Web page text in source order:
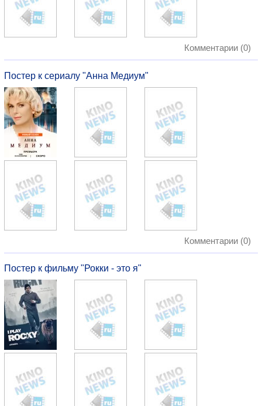
Комментарии (0)
Постер к сериалу "Анна Медиум"
Комментарии (0)
Постер к фильму "Рокки - это я"